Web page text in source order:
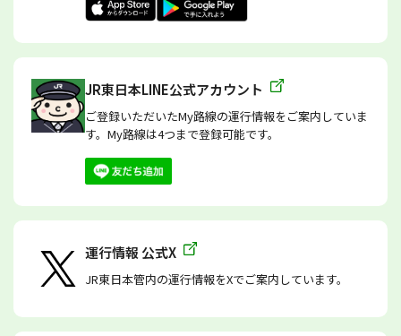
JR東日本LINE公式アカウント
ご登録いただいたMy路線の運行情報をご案内していま
す。My路線は4つまで登録可能です。
運行情報 公式X
JR東日本管内の運行情報をXでご案内しています。